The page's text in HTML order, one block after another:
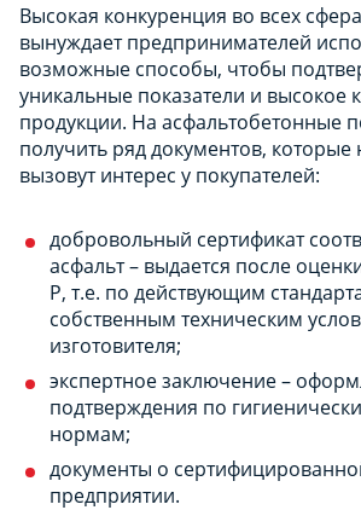
Высокая конкуренция во всех
вынуждает предпринимателей
возможные способы, чтобы
уникальные показатели и высокое
продукции. На асфальтобетонные
получить ряд документов, которые
вызовут интерес у покупателей:
добровольный сертификат
асфальт – выдается после
Р, т.е. по действующим
собственным техническим
изготовителя;
экспертное заключение –
подтверждения по
нормам;
документы о
предприятии.